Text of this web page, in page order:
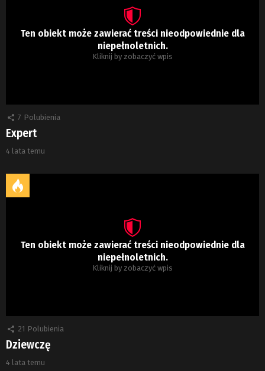
Ten obiekt może zawierać treści nieodpowiednie dla
niepełnoletnich.
Kliknij by zobaczyć wpis
7 Polubienia
Expert
4 lata temu
Ten obiekt może zawierać treści nieodpowiednie dla
niepełnoletnich.
Kliknij by zobaczyć wpis
21 Polubienia
Dziewczę
4 lata temu